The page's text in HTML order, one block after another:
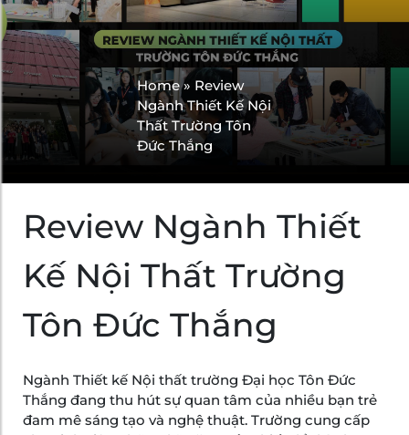
Home» Review
Ngành Thiết Kế Nội
Thất Trường Tôn
Đức Thắng
Review Ngành Thiết
Kế Nội Thất Trường
Tôn Đức Thắng
Ngành Thiết kế Nội thất trường Đại học Tôn Đức
Thắng đang thu hút sự quan tâm của nhiều bạn trẻ
đam mê sáng tạo và nghệ thuật. Trường cung cấp